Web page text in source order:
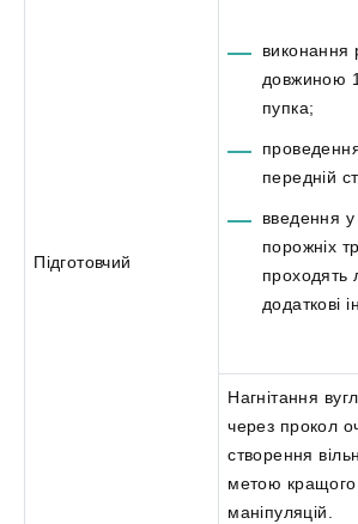
Підготовчий
виконання
довжиною
пупка;
передній
введення у
порожніх
проходять
додаткові
Нагнітання
через прокол
створення
метою кращого
маніпуляцій.